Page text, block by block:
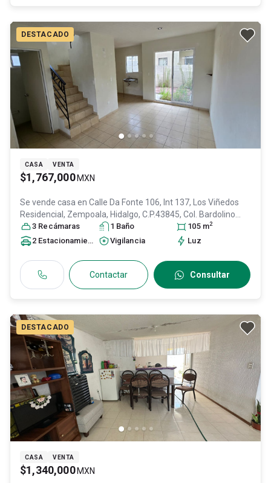
DESTACADO
CASA VENTA
$1,767,000 MXN
Se vende casa en Calle Da Fonte 106, Int 137, Los Viñedos
Residencial, Zempoala, Hidalgo, C.P.43845, Col. Bardolino
Residencial,Zempoala , Hidalgo , C.P. 43845, ID:
30154053
3 Recámaras 1 Baño 105 m2
2 Estacionamiento s Vigilancia Luz
Contactar Consultar
DESTACADO
CASA VENTA
$1,340,000 MXN